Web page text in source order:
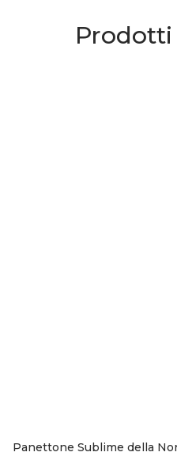
Panettone Sublime della